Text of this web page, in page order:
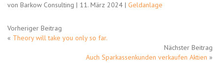
von Barkow Consulting | 11. März 2024 | Geldanlage
Vorheriger Beitrag
« Theory will take you only so far.
Nächster Beitrag
Auch Sparkassenkunden verkaufen Aktien »